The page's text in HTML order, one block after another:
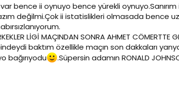
bence ii oynuyo bence yürekli
değilmi.Çok ii istatislikleri olmasada bence
LİGİ MAÇINDAN SONRA AHMET CÖMERTTE
baktım özellikle maçın son dakkaları
bağırıyodu
.Süpersin adamın RONALD